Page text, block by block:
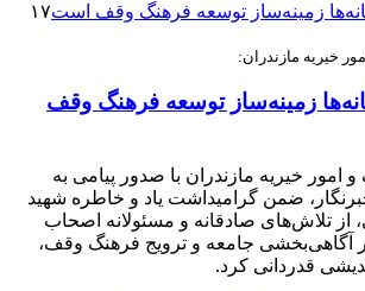
۱۷
خیریه مازندران:
زمینه‌ساز توسعه فرهنگ وقف
امور خیریه مازندران با صدور پیامی به
ضمن گرامیداشت یاد و خاطره شهید
از تلاش‌های صادقانه و مسئولانه اصحاب
آگاهی‌بخشی جامعه و ترویج فرهنگ وقف،
قدردانی کرد.